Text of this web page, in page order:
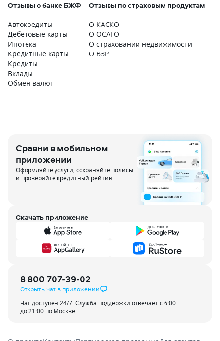
Отзывы о банке БЖФ
Автокредиты
Дебетовые карты
Ипотека
Кредитные карты
Кредиты
Вклады
Обмен валют
Отзывы по страховым продуктам
О КАСКО
О ОСАГО
О страховании недвижимости
О ВЗР
Сравни в мобильном
приложении
Оформляйте услуги, сохраняйте полисы
и проверяйте кредитный рейтинг
Скачать приложение
8 800 707-39-02
Открыть чат в приложении
Чат доступен 24/7. Служба поддержки отвечает с 6:00
до 21:00 по Москве